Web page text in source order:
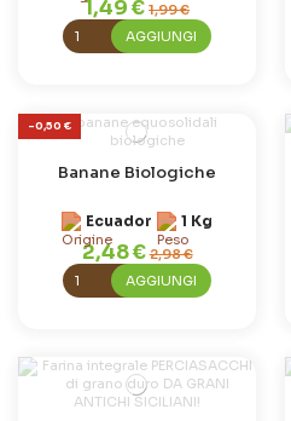
1,49 €1,99 €
AGGIUNGI
-0,50 €
Banane Biologiche
Ecuador 1 Kg
2,48 €2,98 €
AGGIUNGI